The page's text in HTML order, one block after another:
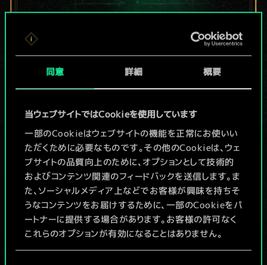
同意 詳細 概要
当ウェブサイトではCookieを使用しています
一部のCookieはウェブサイトの機能を正常にお使いい
ただくために必要なものです。その他のCookieは、ウェ
ブサイトの品質向上のために、オプションとして技術的
およびコンテンツ関連のフィードバックを送信します。ま
た、ソーシャルメディア上などでお客様が興味を持ちそ
うなコンテンツをお届けするために、一部のCookieをパ
ートナーに提供する場合があります。お客様の許可なく
これらのオプションが有効になることはありません。
現在はまだこれし
か共有デッキがあ
りませんが、
続々追加中！
デッキ名入力＆ガイドを作成
デッキを編集
/